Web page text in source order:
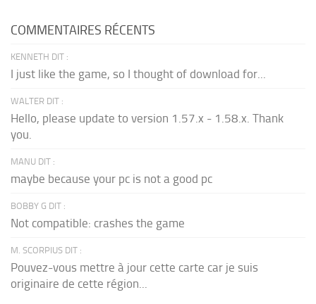
COMMENTAIRES RÉCENTS
KENNETH DIT :
I just like the game, so I thought of download for...
WALTER DIT :
Hello, please update to version 1.57.x - 1.58.x. Thank
you.
MANU DIT :
maybe because your pc is not a good pc
BOBBY G DIT :
Not compatible: crashes the game
M. SCORPIUS DIT :
Pouvez-vous mettre à jour cette carte car je suis
originaire de cette région...